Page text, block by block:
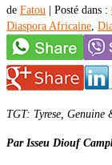
de Fatou Posté dans :
Diaspora Africaine,
TGT: Tyrese, Genuine
Par Isseu Diouf